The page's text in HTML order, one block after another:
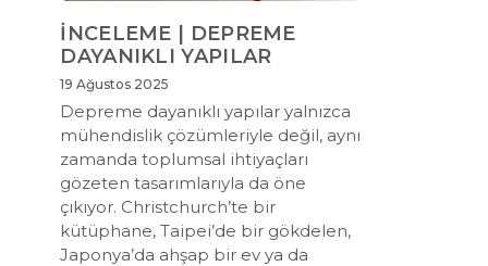
İNCELEME | DEPREME
DAYANIKLI YAPILAR
19 Ağustos 2025
Depreme dayanıklı yapılar yalnızca
mühendislik çözümleriyle değil, aynı
zamanda toplumsal ihtiyaçları
gözeten tasarımlarıyla da öne
çıkıyor. Christchurch’te bir
kütüphane, Taipei’de bir gökdelen,
Japonya’da ahşap bir ev ya da